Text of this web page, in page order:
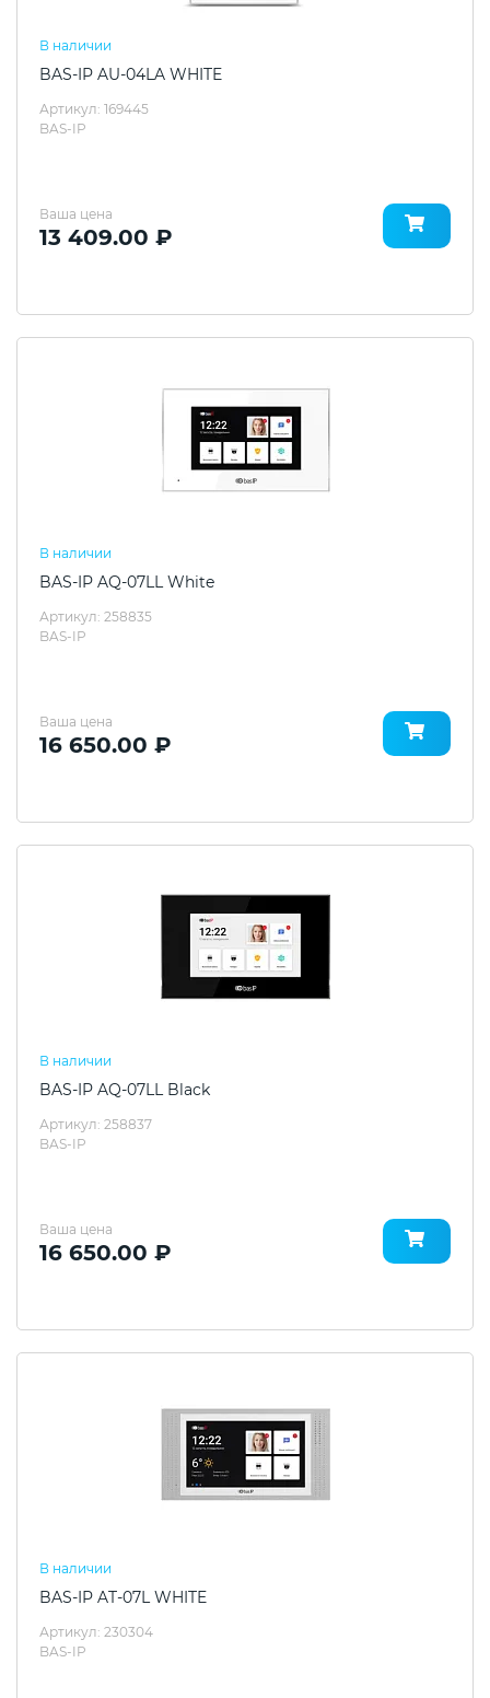
В наличии
BAS-IP AU-04LA WHITE
Артикул: 169445
BAS-IP
Ваша цена
13 409.00 ₽
В наличии
BAS-IP AQ-07LL White
Артикул: 258835
BAS-IP
Ваша цена
16 650.00 ₽
В наличии
BAS-IP AQ-07LL Black
Артикул: 258837
BAS-IP
Ваша цена
16 650.00 ₽
В наличии
BAS-IP AT-07L WHITE
Артикул: 230304
BAS-IP